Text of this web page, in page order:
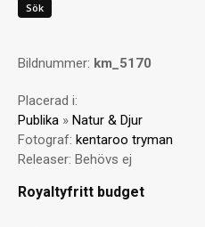
Bildnummer: km_5170
Placerad i:
Publika » Natur & Djur
Fotograf: kentaroo tryman
Releaser: Behövs ej
Royaltyfritt budget